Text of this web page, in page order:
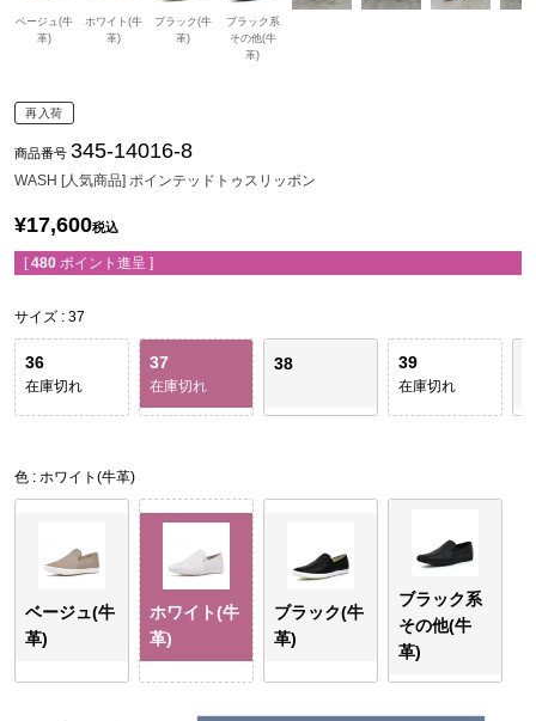
ベージュ(牛
革)
ホワイト(牛
革)
ブラック(牛
革)
ブラック系
その他(牛
革)
再入荷
商品番号 345-14016-8
WASH [人気商品] ポインテッドトゥスリッポン
¥17,600税込
[ 480 ポイント進呈 ]
サイズ 37
36
在庫切れ
37
在庫切れ
38 39
在庫切れ
色 ホワイト(牛革)
ベージュ(牛
革)
ホワイト(牛
革)
ブラック(牛
革)
ブラック系
その他(牛
革)